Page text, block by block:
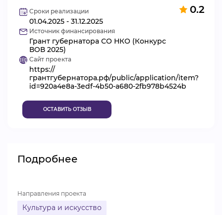
ВОЙТИ
0.2
Сроки реализации
01.04.2025 - 31.12.2025
Источник финансирования
Грант губернатора СО НКО (Конкурс
ВОВ 2025)
Сайт проекта
https://
грантгубернатора.рф/public/application/item?
id=920a4e8a-3edf-4b50-a680-2fb978b4524b
ОСТАВИТЬ ОТЗЫВ
Подробнее
Направления проекта
Культура и искусство